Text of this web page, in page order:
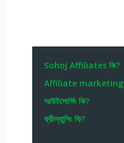
Sohoj Affiliates কি?
Affiliate marketing
আউটসোর্সিং কি?
ফ্রীল্যান্সিং কি?